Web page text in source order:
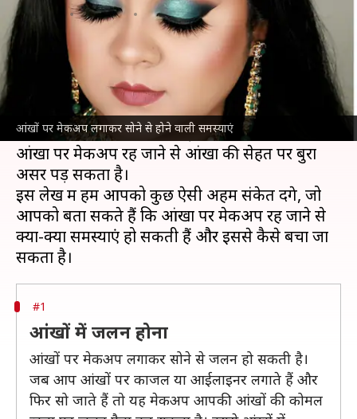
आंखों पर मेकअप लगाकर सोने से होने वाली समस्याएं
लेखन Jul 07, 2026 12:37 pm
क्या है खबर?
आंखों पर मेकअप लगाकर सोना एक आम गलती है, जो
कई महिलाएं करती हैं। इससे त्वचा को कई तरह की
समस्याओं का सामना करना पड़ सकता है।
आंखों पर मेकअप रह जाने से आंखों की सेहत पर बुरा
असर पड़ सकता है।
इस लेख में हम आपको कुछ ऐसी अहम संकेत देंगे, जो
आपको बता सकते हैं कि आंखों पर मेकअप रह जाने से
क्या-क्या समस्याएं हो सकती हैं और इससे कैसे बचा जा
#1
आंखों में जलन होना
आंखों पर मेकअप लगाकर सोने से जलन हो सकती है।
जब आप आंखों पर काजल या आईलाइनर लगाते हैं और
फिर सो जाते हैं तो यह मेकअप आपकी आंखों की कोमल